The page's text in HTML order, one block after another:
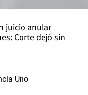
juicio anular
Corte dejó sin